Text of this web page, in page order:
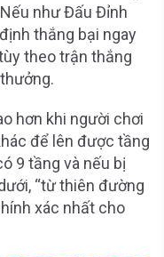
như Đấu Đỉnh
thắng bại ngay
theo trận thắng
hơn khi người chơi
để lên được tầng
9 tầng và nếu bị
“từ thiên đường
xác nhất cho